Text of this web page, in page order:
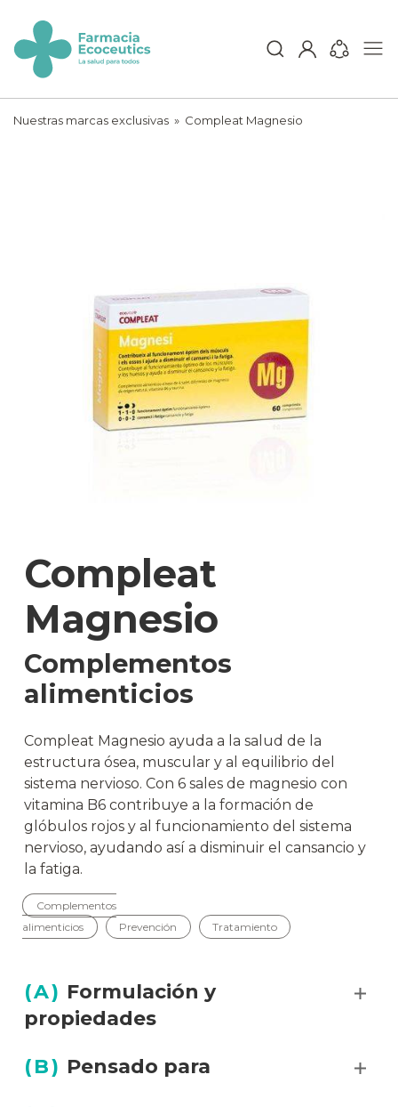
content
ecoceutics
Nuestras marcas exclusivas » Compleat Magnesio
Compleat
Magnesio
Complementos
alimenticios
Compleat Magnesio ayuda a la salud de la
estructura ósea, muscular y al equilibrio del
sistema nervioso. Con 6 sales de magnesio con
vitamina B6 contribuye a la formación de
glóbulos rojos y al funcionamiento del sistema
nervioso, ayudando así a disminuir el cansancio y
la fatiga.
Complementos
alimenticios
Prevención Tratamiento
(A) Formulación y
propiedades
(B) Pensado para